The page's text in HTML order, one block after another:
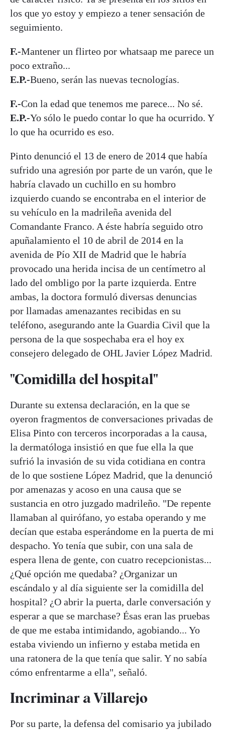
los que yo estoy y empiezo a tener sensación de
seguimiento.
F.-Mantener un flirteo por whatsaap me parece un
poco extraño...
E.P.-Bueno, serán las nuevas tecnologías.
F.-Con la edad que tenemos me parece... No sé.
E.P.-Yo sólo le puedo contar lo que ha ocurrido. Y
lo que ha ocurrido es eso.
Pinto denunció el 13 de enero de 2014 que había
sufrido una agresión por parte de un varón, que le
habría clavado un cuchillo en su hombro
izquierdo cuando se encontraba en el interior de
su vehículo en la madrileña avenida del
Comandante Franco. A éste habría seguido otro
apuñalamiento el 10 de abril de 2014 en la
avenida de Pío XII de Madrid que le habría
provocado una herida incisa de un centímetro al
lado del ombligo por la parte izquierda. Entre
ambas, la doctora formuló diversas denuncias
por llamadas amenazantes recibidas en su
teléfono, asegurando ante la Guardia Civil que la
persona de la que sospechaba era el hoy ex
consejero delegado de OHL Javier López Madrid.
"Comidilla del hospital"
Durante su extensa declaración, en la que se
oyeron fragmentos de conversaciones privadas de
Elisa Pinto con terceros incorporadas a la causa,
la dermatóloga insistió en que fue ella la que
sufrió la invasión de su vida cotidiana en contra
de lo que sostiene López Madrid, que la denunció
por amenazas y acoso en una causa que se
sustancia en otro juzgado madrileño. "De repente
llamaban al quirófano, yo estaba operando y me
decían que estaba esperándome en la puerta de mi
despacho. Yo tenía que subir, con una sala de
espera llena de gente, con cuatro recepcionistas...
¿Qué opción me quedaba? ¿Organizar un
escándalo y al día siguiente ser la comidilla del
hospital? ¿O abrir la puerta, darle conversación y
esperar a que se marchase? Ésas eran las pruebas
de que me estaba intimidando, agobiando... Yo
estaba viviendo un infierno y estaba metida en
una ratonera de la que tenía que salir. Y no sabía
cómo enfrentarme a ella", señaló.
Incriminar a Villarejo
Por su parte, la defensa del comisario ya jubilado